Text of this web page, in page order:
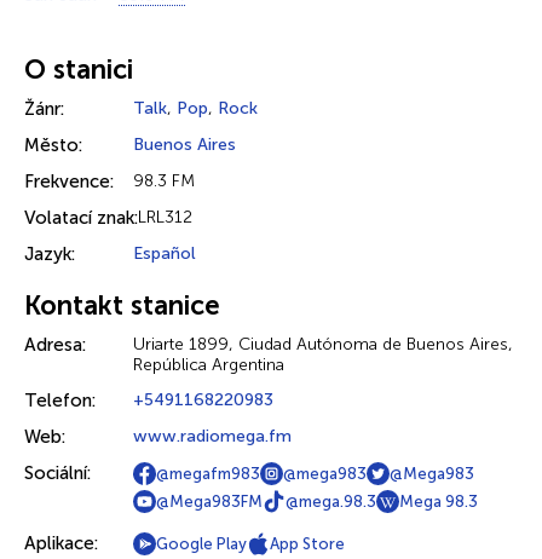
O stanici
Žánr: Talk, Pop, Rock
Město: Buenos Aires
Frekvence: 98.3 FM
Volatací znak:LRL312
Jazyk: Español
Kontakt stanice
Adresa:
Uriarte 1899, Ciudad Autónoma de Buenos Aires,
República Argentina
Telefon: +5491168220983
Web: www.radiomega.fm
Sociální: @megafm983 @mega983
@Mega983
@Mega983FM
@mega.98.3 Mega 98.3
Aplikace: Google Play App Store